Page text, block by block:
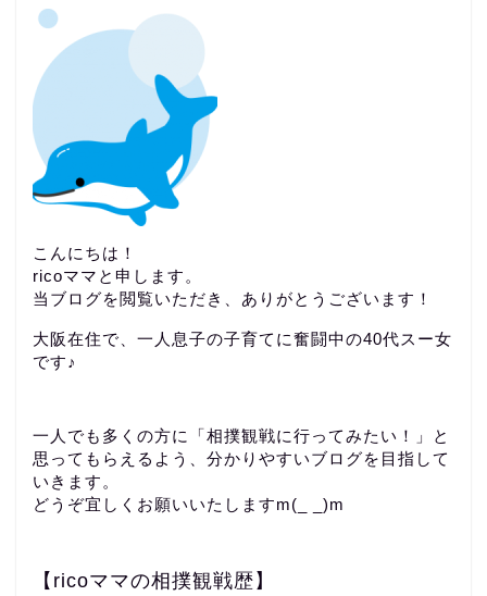
こんにちは！
ricoママと申します。
当ブログを閲覧いただき、ありがとうございます！
大阪在住で、一人息子の子育てに奮闘中の40代スー女
です♪
一人でも多くの方に「相撲観戦に行ってみたい！」と
思ってもらえるよう、分かりやすいブログを目指して
いきます。
どうぞ宜しくお願いいたしますm(_ _)m
【ricoママの相撲観戦歴】